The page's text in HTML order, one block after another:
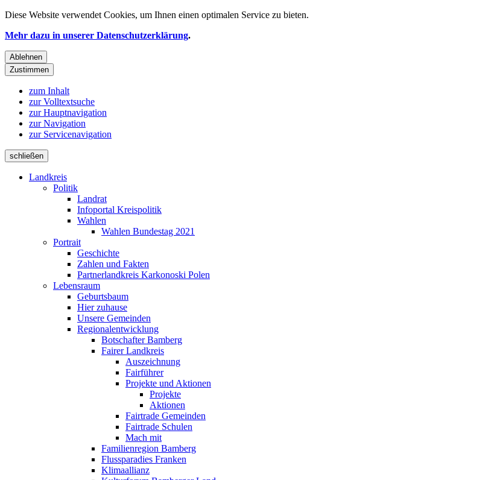
Diese Website verwendet Cookies, um Ihnen einen optimalen Service zu bieten.
Mehr dazu in unserer Datenschutzerklärung.
Ablehnen
Zustimmen
zum Inhalt
zur Volltextsuche
zur Hauptnavigation
zur Navigation
zur Servicenavigation
schließen
Landkreis
Politik
Landrat
Infoportal Kreispolitik
Wahlen
Wahlen Bundestag 2021
Portrait
Geschichte
Zahlen und Fakten
Partnerlandkreis Karkonoski Polen
Lebensraum
Geburtsbaum
Hier zuhause
Unsere Gemeinden
Regionalentwicklung
Botschafter Bamberg
Fairer Landkreis
Auszeichnung
Fairführer
Projekte und Aktionen
Projekte
Aktionen
Fairtrade Gemeinden
Fairtrade Schulen
Mach mit
Familienregion Bamberg
Flussparadies Franken
Klimaallianz